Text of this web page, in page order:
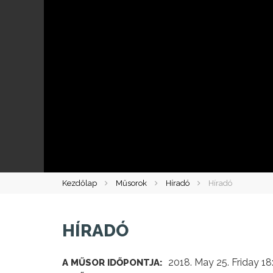
Kezdőlap Műsorok Híradó Híradó
HÍRADÓ
A MŰSOR IDŐPONTJA: 2018. May 25. Friday